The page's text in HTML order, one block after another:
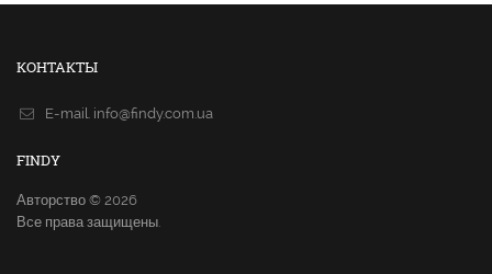
КОНТАКТЫ
E-mail. info@findy.com.ua
FINDY
Авторство © 2026
Все права защищены.